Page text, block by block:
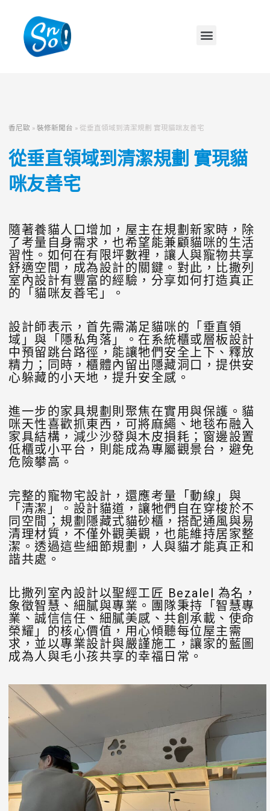
香尼歐 »裝修新聞台 »從垂直領域到清潔規劃 實現貓咪友善宅
從垂直領域到清潔規劃 實現貓
咪友善宅
隨著養貓人口增加，屋主在規劃新家時，除
了考量自身需求，也希望能兼顧貓咪的生活
習性。如何在有限坪數裡，讓人與寵物共享
舒適空間，成為設計的關鍵。對此，比撒列
室內設計有豐富的經驗，分享如何打造真正
的「貓咪友善宅」。
設計師表示，首先需滿足貓咪的「垂直領
域」與「隱私角落」。在系統櫃或層板設計
中預留跳台路徑，能讓牠們安全上下、釋放
精力；同時，櫃體內留出隱藏洞口，提供安
心躲藏的小天地，提升安全感。
進一步的家具規劃則聚焦在實用與保護。貓
咪天性喜歡抓東西，可將麻繩、地毯布融入
家具結構，減少沙發與木皮損耗；窗邊設置
低櫃或小平台，則能成為專屬觀景台，避免
危險攀高。
完整的寵物宅設計，還應考量「動線」與
「清潔」。設計貓道，讓牠們自在穿梭於不
同空間；規劃隱藏式貓砂櫃，搭配通風與易
清理材質，不僅外觀美觀，也能維持居家整
潔。透過這些細節規劃，人與貓才能真正和
諧共處。
比撒列室內設計以聖經工匠 Bezalel 為名，
象徵智慧、細膩與專業。團隊秉持「智慧專
業、誠信信任、細膩美感、共創承載、使命
榮耀」的核心價值，用心傾聽每位屋主需
求，並以專業設計與嚴謹施工，讓家的藍圖
成為人與毛小孩共享的幸福日常。